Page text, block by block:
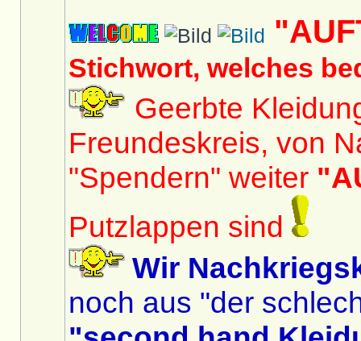
Stichwort, welches
Geerbte
Freundeskreis, von
"Spendern" weiter
Putzlappen sind
Wir
noch aus "der